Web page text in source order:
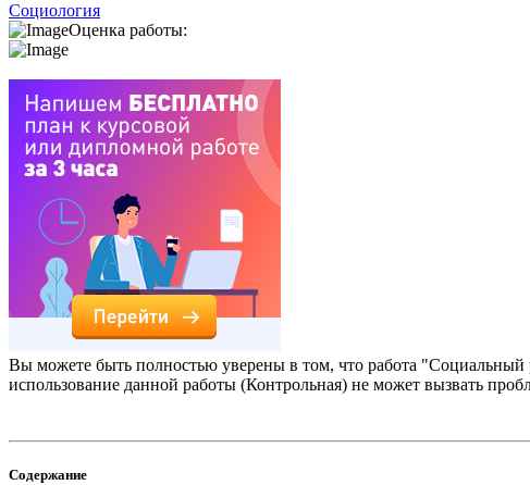
Социология
Оценка работы:
Вы можете быть полностью уверены в том, что работа "Социальный
использование данной работы (Контрольная) не может вызвать
Содержание